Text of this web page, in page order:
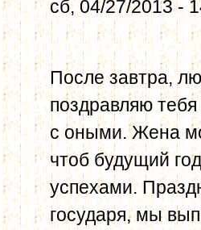
сб, 04/27/2013 -
После завтра,
поздравляю
с оными. Жена
чтоб будущий
успехами.
государя, мы